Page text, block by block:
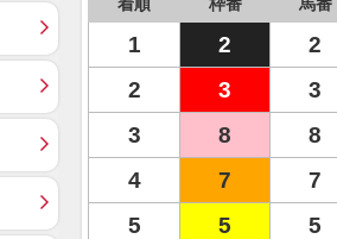
着順 枠番 馬番
1 2 2
2
3 3
3
8 8
4
7 7
5
5 5